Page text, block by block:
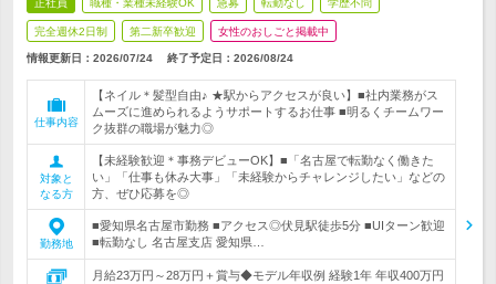
正社員 職種・業種未経験OK 急募 転勤なし 学歴不問
完全週休2日制 第二新卒歓迎 女性のおしごと掲載中
情報更新日：2026/07/24 終了予定日： 2026/08/24
仕事内容
【ネイル＊髪型自由♪ ★駅からアクセスが良い】■社内業務がス
ムーズに進められるようサポートするお仕事 ■明るくチームワー
ク抜群の職場が魅力◎
対象と
なる方
【未経験歓迎＊事務デビューOK】■「名古屋で転勤なく働きた
い」「仕事も休み大事」「未経験からチャレンジしたい」などの
方、ぜひ応募を◎
勤務地
■愛知県名古屋市勤務 ■アクセス◎伏見駅徒歩5分 ■UIターン歓迎
■転勤なし 名古屋支店 愛知県…
月給23万円～28万円＋賞与◆モデル年収例 経験1年 年収400万円